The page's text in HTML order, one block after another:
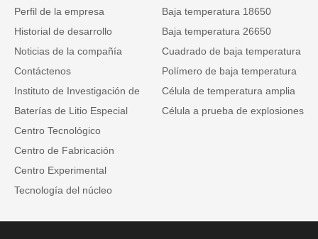
Perfil de la empresa
Historial de desarrollo
Noticias de la compañía
Contáctenos
Instituto de Investigación de
Baterías de Litio Especial
Centro Tecnológico
Centro de Fabricación
Centro Experimental
Tecnología del núcleo
Baja temperatura 18650
Baja temperatura 26650
Cuadrado de baja temperatura
Polímero de baja temperatura
Célula de temperatura amplia
Célula a prueba de explosiones